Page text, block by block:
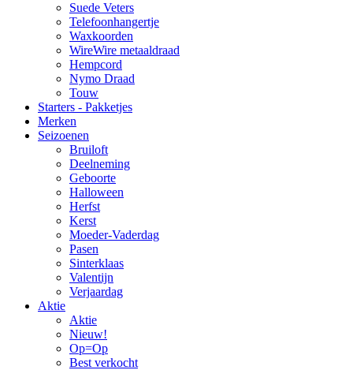
Suede Veters
Telefoonhangertje
Waxkoorden
WireWire metaaldraad
Hempcord
Nymo Draad
Touw
Starters - Pakketjes
Merken
Seizoenen
Bruiloft
Deelneming
Geboorte
Halloween
Herfst
Kerst
Moeder-Vaderdag
Pasen
Sinterklaas
Valentijn
Verjaardag
Aktie
Aktie
Nieuw!
Op=Op
Best verkocht